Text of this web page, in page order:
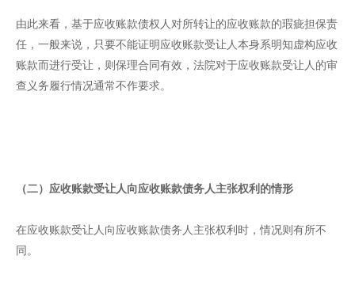
由此来看，基于应收账款债权人对所转让的应收账款的瑕疵担保责
任，一般来说，只要不能证明应收账款受让人本身系明知虚构应收
账款而进行受让，则保理合同有效，法院对于应收账款受让人的审
查义务履行情况通常不作要求。
（二）应收账款受让人向应收账款债务人主张权利的情形
在应收账款受让人向应收账款债务人主张权利时，情况则有所不
同。